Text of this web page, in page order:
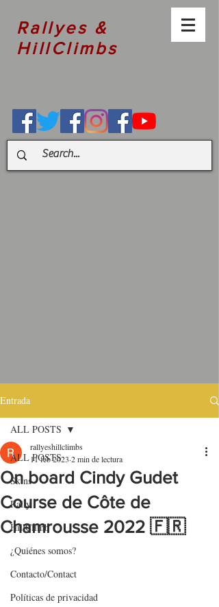
Rallyes &
HillClimbs
Entrada
ALL POSTS
Skins
Rally
HillClimb
¿Quiénes somos?
Contacto/Contact
Políticas de privacidad
ALL POSTS
On board Cindy Gudet
Course de Côte de
Chamrousse 2022 🇫🇷
rallyeshillclimbs
11 feb 2023 2 min de lectura